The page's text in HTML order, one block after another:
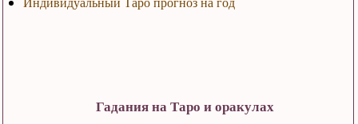
Гадания на Таро и оракулах